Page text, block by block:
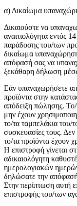
α) Δικαίωμα
Δικαιούστε να
αναιτιολόγητα εντός
παράδοσης του/των
δικαίωμα
απόφασή σας να
ξεκάθαρη δήλωση μέσω
Εάν υπαναχωρήσετε
προϊόντα στην
απόδειξη πώλησης. Το/
μην έχουν
το/τα ταμπελάκια του/
συσκευασίες τους.
το/τα προϊόντα έχουν
Η επιστροφή γίνεται
αδικαιολόγητη
ημερολογιακών
δηλώσατε την
Στην περίπτωση αυτή
επιστροφής του/των